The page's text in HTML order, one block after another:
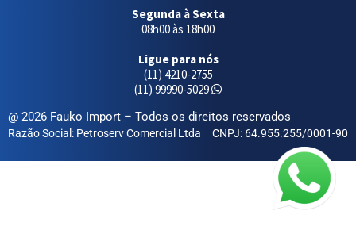
Segunda à Sexta
08h00 às 18h00
Ligue para nós
(11) 4210-2755
(11) 99990-5029
@ 2026 Fauko Import – Todos os direitos reservados
Razão Social: Petroserv Comercial Ltda CNPJ: 64.955.255/0001-90